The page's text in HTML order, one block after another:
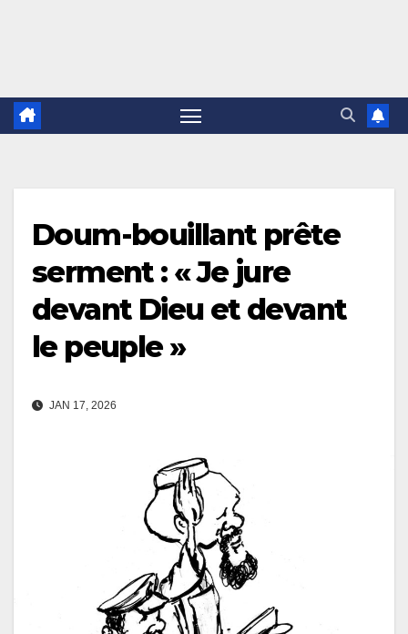
Doum-bouillant prête
serment : « Je jure
devant Dieu et devant
le peuple »
JAN 17, 2026